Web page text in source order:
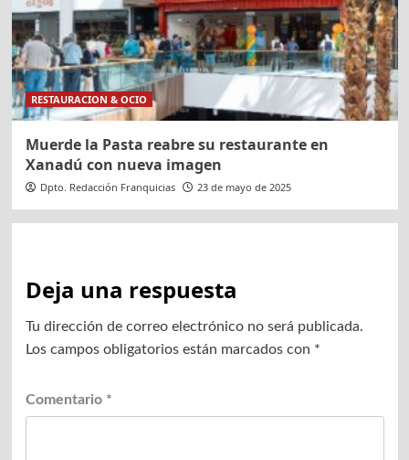
RESTAURACION & OCIO
Muerde la Pasta reabre su restaurante en
Xanadú con nueva imagen
Dpto. Redacción Franquicias 23 de mayo de 2025
Deja una respuesta
Tu dirección de correo electrónico no será publicada.
Los campos obligatorios están marcados con *
Comentario *